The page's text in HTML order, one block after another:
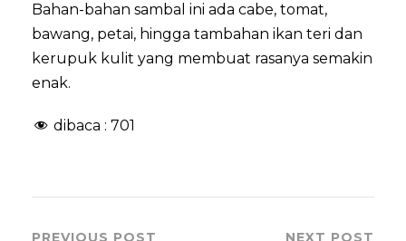
Bahan-bahan sambal ini ada cabe, tomat,
bawang, petai, hingga tambahan ikan teri dan
kerupuk kulit yang membuat rasanya semakin
enak.
dibaca : 701